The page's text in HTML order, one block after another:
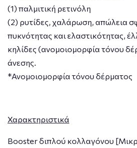
(1) παλμιτική ρετινόλη
(2) ρυτίδες, χαλάρωση, απώλεια
πυκνότητας και ελαστικότητας,
κηλίδες (ανομοιομορφία τόνου
άνεσης.
*Ανομοιομορφία τόνου δέρματος
Χαρακτηριστικά
Booster διπλού κολλαγόνου